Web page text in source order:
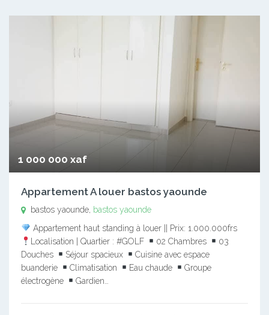
1 000 000 xaf
Appartement A louer bastos yaounde
bastos yaounde, bastos yaounde
Appartement haut standing à louer || Prix: 1.000.000frs
Localisation | Quartier : #GOLF
02 Chambres
03
Douches
Séjour spacieux
Cuisine avec espace
buanderie
Climatisation Eau chaude
Groupe
électrogène
Gardien…